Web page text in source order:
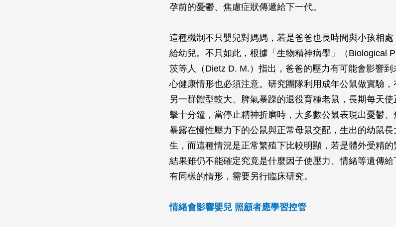
孕前的憂鬱、焦慮症狀傳遞給下一代。
這種機制不只嬰兒對媽媽，若是爸爸也長時間與小孩相
給幼兒。不只如此，根據「生物精神病學」（Biological
茨等人（Dietz D. M.）指出，爸爸的壓力有可能會影響
心健康情形也必須注意。研究團隊利用成年公鼠做實驗
另一群體型較大、脾氣暴躁的退役育種老鼠，長期每天
擊十分鐘，當停止精神折磨時，大多數公鼠表現出憂鬱
暴露在慢性壓力下的公鼠與正常母鼠交配，生出的幼鼠
生，而這種情況是正常繁殖下比較明顯，若是體外受精
結果雖仍不能確定究竟是什麼因子使壓力、情緒等遺傳
有同樣的情形，需要另行臨床研究。
情緒會影響嬰兒 照顧者應學習控管